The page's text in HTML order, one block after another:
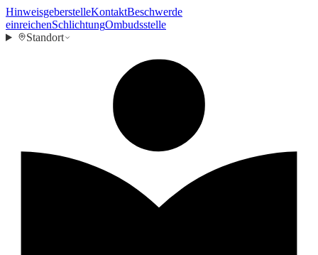
HinweisgeberstelleKontaktBeschwerde
einreichenSchlichtungOmbudsstelle
Standort